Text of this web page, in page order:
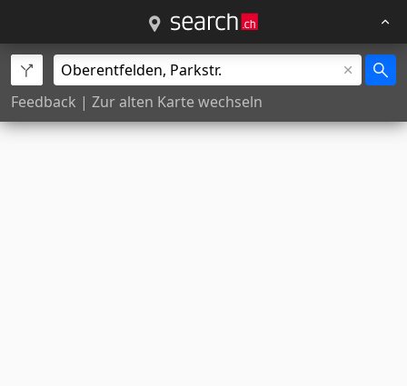
Feedback | Zur alten Karte wechseln